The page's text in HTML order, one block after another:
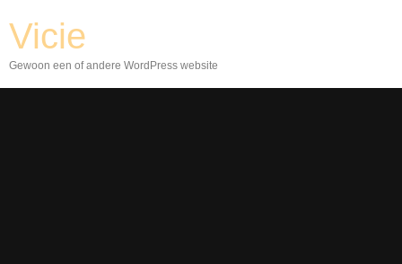
Vicie
Gewoon een of andere WordPress website